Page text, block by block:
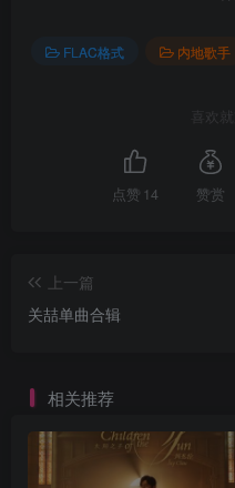
FLAC格式 内地歌手
喜欢
点赞 14 赞赏
上一篇
关喆单曲合辑
相关推荐